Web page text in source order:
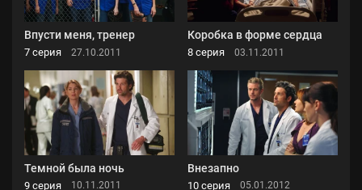
Впусти меня, тренер
7 серия 27.10.2011
Коробка в форме сердца
8 серия 03.11.2011
Темной была ночь
9 серия 10.11.2011
Внезапно
10 серия 05.01.2012